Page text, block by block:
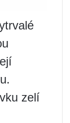
zelí